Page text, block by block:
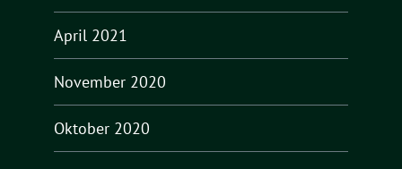
April 2021
November 2020
Oktober 2020